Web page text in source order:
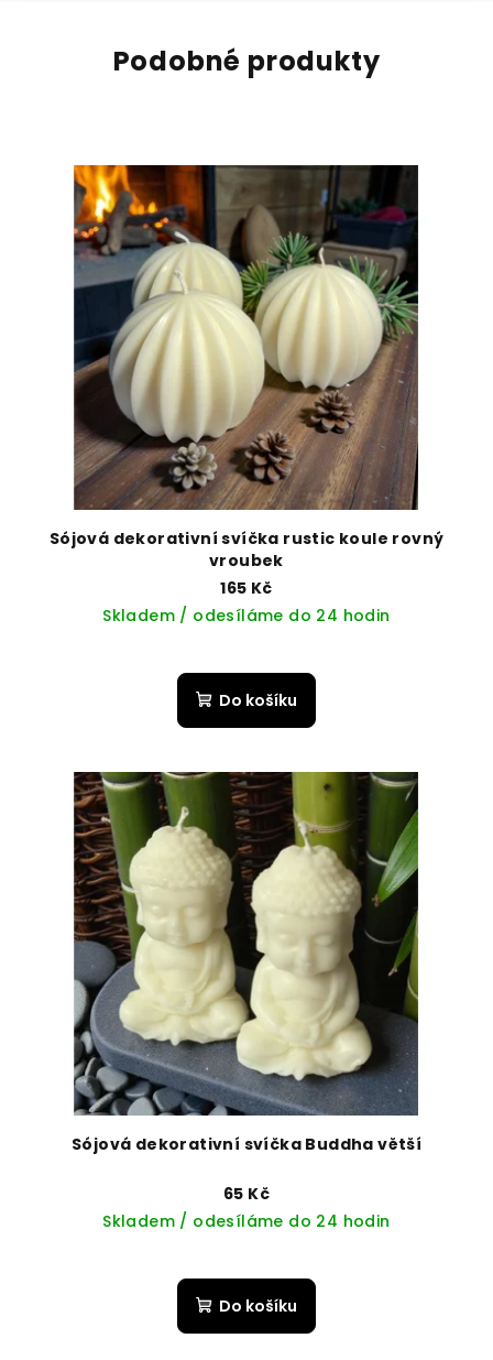
Podobné produkty
Sójová dekorativní svíčka rustic koule rovný
vroubek
165 Kč
Skladem / odesíláme do 24 hodin
Do košíku
Sójová dekorativní svíčka Buddha větší
65 Kč
Skladem / odesíláme do 24 hodin
Do košíku